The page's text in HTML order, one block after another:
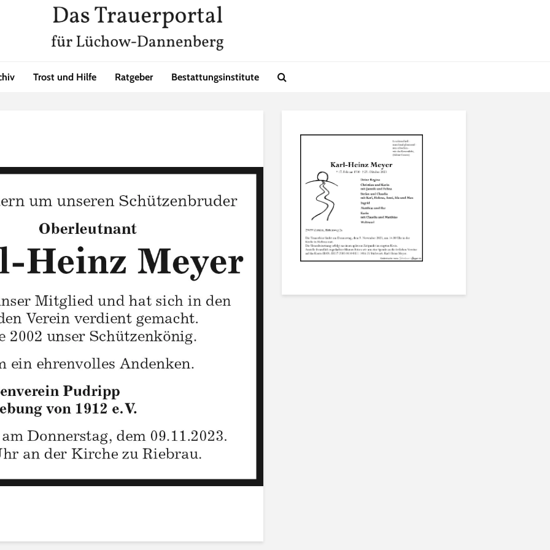
Trost und Hilfe Ratgeber Bestattungsinstitute